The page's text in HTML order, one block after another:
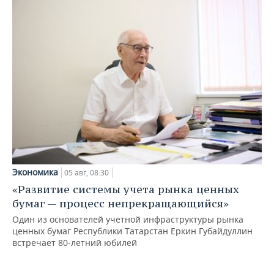
Экономика 05 авг, 08:30
«Развитие системы учета рынка ценных
бумаг — процесс непрекращающийся»
Один из основателей учетной инфраструктуры рынка
ценных бумаг Республики Татарстан Еркин Губайдуллин
встречает 80-летний юбилей